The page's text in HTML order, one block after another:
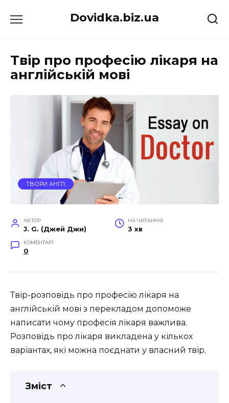
до
Dovidka.biz.ua
Твір про професію лікаря на
англійській мові
ТВОРИ АНГЛ.
АВТОР
J. G. (Джей Джи)
НА ЧИТАННЯ
3 хв
КОМЕНТАРІ
0
Твір-розповідь про професію лікаря на
англійській мові з перекладом допоможе
написати чому професія лікаря важлива.
Розповідь про лікаря викладена у кількох
варіантах, які можна поєднати у власний твір.
Зміст